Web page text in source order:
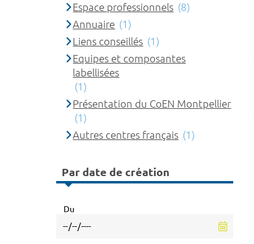
Espace professionnels (8)
Annuaire (1)
Liens conseillés (1)
Equipes et composantes
labellisées
(1)
Présentation du CoEN Montpellier
(1)
Autres centres français (1)
Par date de création
Du